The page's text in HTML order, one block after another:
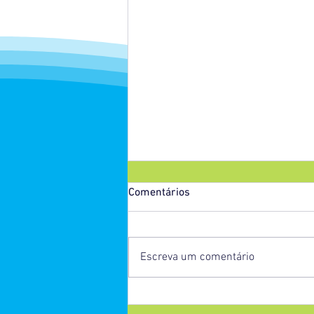
Comentários
Escreva um comentário